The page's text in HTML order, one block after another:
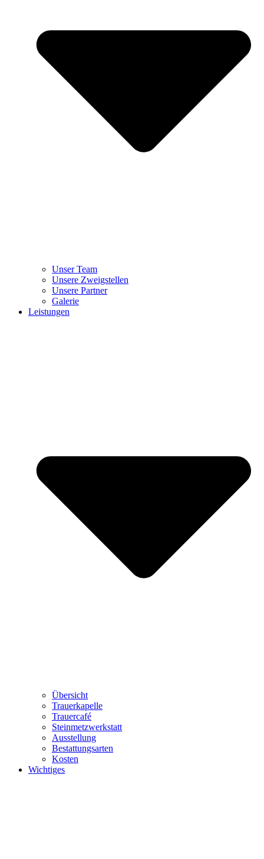
Unser Team
Unsere Zweigstellen
Unsere Partner
Galerie
Leistungen
Übersicht
Trauerkapelle
Trauercafé
Steinmetzwerkstatt
Ausstellung
Bestattungsarten
Kosten
Wichtiges